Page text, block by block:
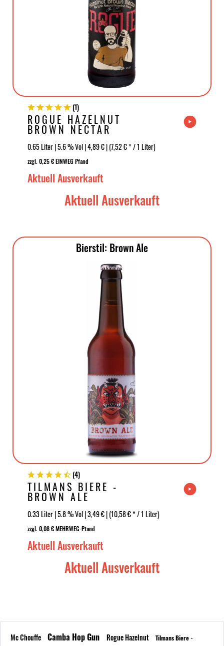
(1)
ROGUE HAZELNUT
BROWN NECTAR
0.65 Liter | 5.6 % Vol | 4,89 € | (7,52 € * / 1 Liter)
zzgl. 0,25 € EINWEG Pfand
Aktuell Ausverkauft
Aktuell Ausverkauft
Bierstil: Brown Ale
(4)
TILMANS BIERE -
BROWN ALE
0.33 Liter | 5.8 % Vol | 3,49 € | (10,58 € * / 1 Liter)
zzgl. 0,08 € MEHRWEG-Pfand
Aktuell Ausverkauft
Aktuell Ausverkauft
Mc Chouffe Camba Hop Gun Rogue Hazelnut Tilmans Biere -